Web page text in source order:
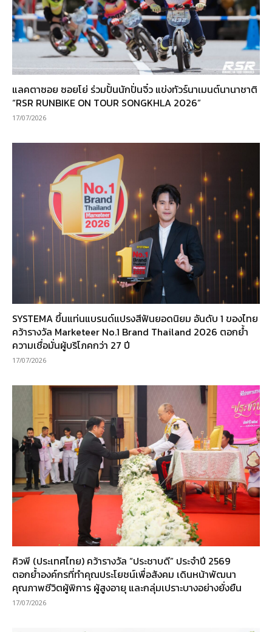
แลคตาซอย ซอยโย่ ร่วมปั้นนักปั่นจิ๋ว แข่งทัวร์นาเมนต์นานาชาติ
“RSR RUNBIKE ON TOUR SONGKHLA 2026”
17/07/2026
SYSTEMA ขึ้นแท่นแบรนด์แปรงสีฟันยอดนิยม อันดับ 1 ของไทย
คว้ารางวัล Marketeer No.1 Brand Thailand 2026 ตอกย้ำ
ความเชื่อมั่นผู้บริโภคกว่า 27 ปี
17/07/2026
คิวพี (ประเทศไทย) คว้ารางวัล “ประชาบดี” ประจำปี 2569
ตอกย้ำองค์กรที่ทำคุณประโยชน์เพื่อสังคม เดินหน้าพัฒนา
คุณภาพชีวิตผู้พิการ ผู้สูงอายุ และกลุ่มเปราะบางอย่างยั่งยืน
17/07/2026